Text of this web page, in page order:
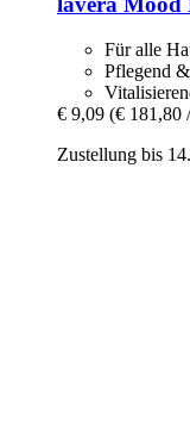
Für alle
Pflegend
€ 9,09 (€ 181,80
Zustellung bis